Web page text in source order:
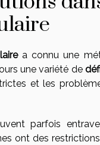
a connu une
une variété de
et les
parfois
ont des